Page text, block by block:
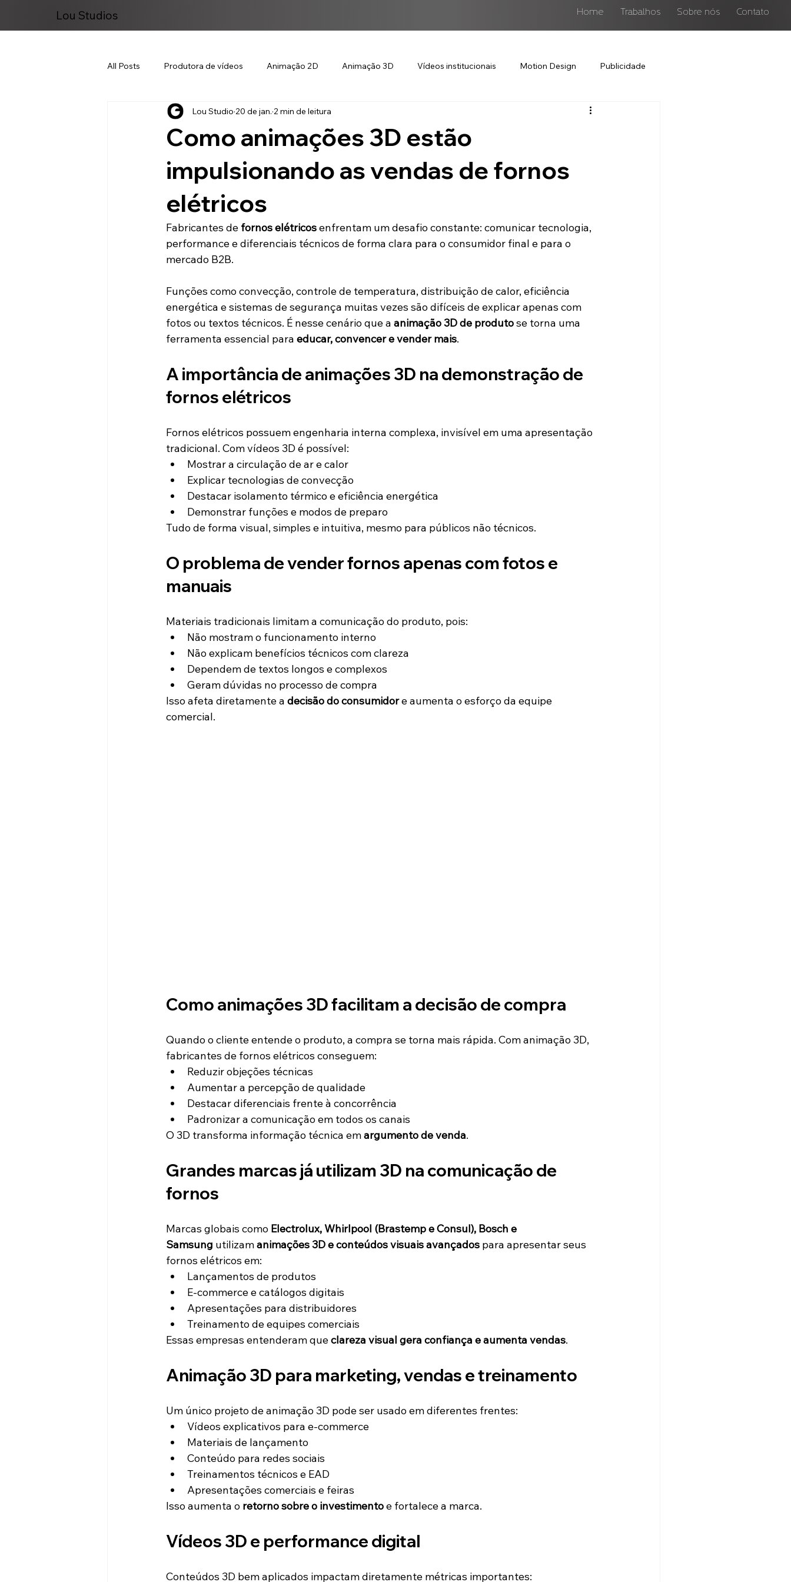
Lou Studios Home Trabalhos Sobre nós Contato
All Posts Produtora de vídeos Animação 2D Animação 3D Vídeos institucionais Motion Design Publicidade
Marketing Digital
Como animações 3D estão
impulsionando as vendas de fornos
elétricos
Lou Studio 20 de jan. 2 min de leitura
Fabricantes de fornos elétricos enfrentam um desafio constante: comunicar tecnologia,
performance e diferenciais técnicos de forma clara para o consumidor final e para o
mercado B2B.
Funções como convecção, controle de temperatura, distribuição de calor, eficiência
energética e sistemas de segurança muitas vezes são difíceis de explicar apenas com
fotos ou textos técnicos. É nesse cenário que a animação 3D de produto se torna uma
ferramenta essencial para educar, convencer e vender mais.
A importância de animações 3D na demonstração de
fornos elétricos
Fornos elétricos possuem engenharia interna complexa, invisível em uma apresentação
tradicional. Com vídeos 3D é possível:
Mostrar a circulação de ar e calor
Explicar tecnologias de convecção
Destacar isolamento térmico e eficiência energética
Demonstrar funções e modos de preparo
Tudo de forma visual, simples e intuitiva, mesmo para públicos não técnicos.
O problema de vender fornos apenas com fotos e
manuais
Materiais tradicionais limitam a comunicação do produto, pois:
Não mostram o funcionamento interno
Não explicam benefícios técnicos com clareza
Dependem de textos longos e complexos
Geram dúvidas no processo de compra
Isso afeta diretamente a decisão do consumidor e aumenta o esforço da equipe
comercial.
Como animações 3D facilitam a decisão de compra
Quando o cliente entende o produto, a compra se torna mais rápida. Com animação 3D,
fabricantes de fornos elétricos conseguem:
Reduzir objeções técnicas
Aumentar a percepção de qualidade
Destacar diferenciais frente à concorrência
Padronizar a comunicação em todos os canais
O 3D transforma informação técnica em argumento de venda.
Grandes marcas já utilizam 3D na comunicação de
fornos
Marcas globais como Electrolux, Whirlpool (Brastemp e Consul), Bosch e
Samsung utilizam animações 3D e conteúdos visuais avançados para apresentar seus
fornos elétricos em:
Lançamentos de produtos
E-commerce e catálogos digitais
Apresentações para distribuidores
Treinamento de equipes comerciais
Essas empresas entenderam que clareza visual gera confiança e aumenta vendas.
Animação 3D para marketing, vendas e treinamento
Um único projeto de animação 3D pode ser usado em diferentes frentes:
Vídeos explicativos para e-commerce
Materiais de lançamento
Conteúdo para redes sociais
Treinamentos técnicos e EAD
Apresentações comerciais e feiras
Isso aumenta o retorno sobre o investimento e fortalece a marca.
Vídeos 3D e performance digital
Conteúdos 3D bem aplicados impactam diretamente métricas importantes: